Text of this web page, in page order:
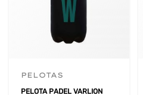
PELOTAS
PELOTA PADEL VARLION